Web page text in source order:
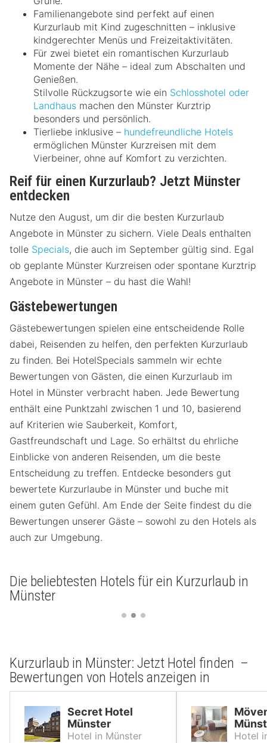
Familienangebote sind perfekt auf einen
Kurzurlaub mit Kind zugeschnitten – inklusive
kindgerechter Menüs und Freizeitaktivitäten.
Für zwei bietet ein romantischen Kurzurlaub
Momente der Nähe – ideal zum Abschalten und
Genießen.
Stilvolle Rückzugsorte wie ein Schlosshotel oder
Landhaus machen den Münster Kurztrip
besonders und persönlich.
Tierliebe inklusive – hundefreundliche Hotels
ermöglichen Münster Kurzreisen mit dem
Vierbeiner, ohne auf Komfort zu verzichten.
Reif für einen Kurzurlaub? Jetzt Münster
entdecken
Nutze den August, um dir die besten Kurzurlaub
Angebote in Münster zu sichern. Viele Deals enthalten
tolle Specials, die auch im September gültig sind. Egal
ob geplante Münster Kurzreisen oder spontane Kurztrip
Angebote in Münster – du hast die Wahl!
Gästebewertungen
Gästebewertungen spielen eine entscheidende Rolle
dabei, Reisenden zu helfen, den perfekten Kurzurlaub
zu finden. Bei HotelSpecials sammeln wir echte
Bewertungen von Gästen, die einen Kurzurlaub im
Hotel in Münster verbracht haben. Jede Bewertung
enthält eine Punktzahl zwischen 1 und 10, basierend
auf Kriterien wie Sauberkeit, Komfort,
Gastfreundschaft und Lage. So erhältst du ehrliche
Einblicke von anderen Reisenden, um die beste
Entscheidung zu treffen. Entdecke besonders gut
bewertete Kurzurlaube in Münster und buche mit
einem guten Gefühl. Am Ende der Seite findest du die
Bewertungen unserer Gäste – sowohl zu den Hotels als
auch zur Umgebung.
Die beliebtesten Hotels für ein Kurzurlaub in
Münster
Kurzurlaub in Münster: Jetzt Hotel finden –
Bewertungen von Hotels anzeigen in
Secret Hotel
Münster
Hotel in Münster
Hotel